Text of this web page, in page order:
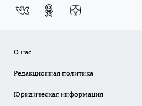
О нас
Редакционная политика
Юридическая информация